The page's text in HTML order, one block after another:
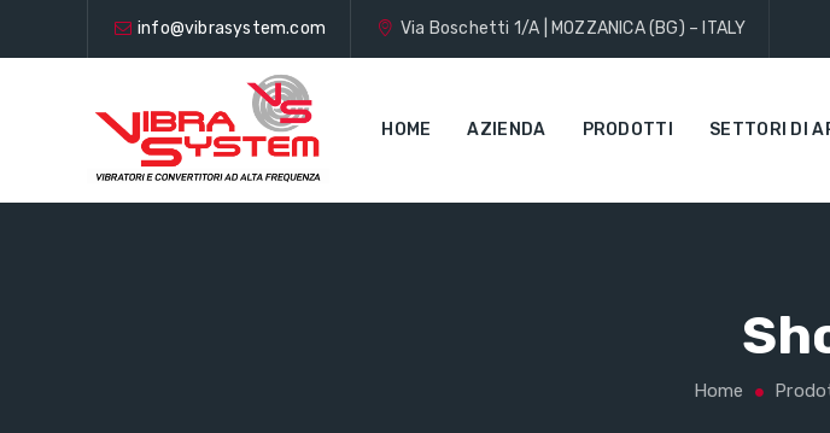
info@vibrasystem.com Via Boschetti 1/A | MOZZANICA (BG) – ITALY
HOME AZIENDA PRODOTTI SETTORI DI
Home